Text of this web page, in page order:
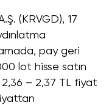
(KRVGD), 17
pay geri
lot hisse satın
2,36 – 2,37 TL fiyat